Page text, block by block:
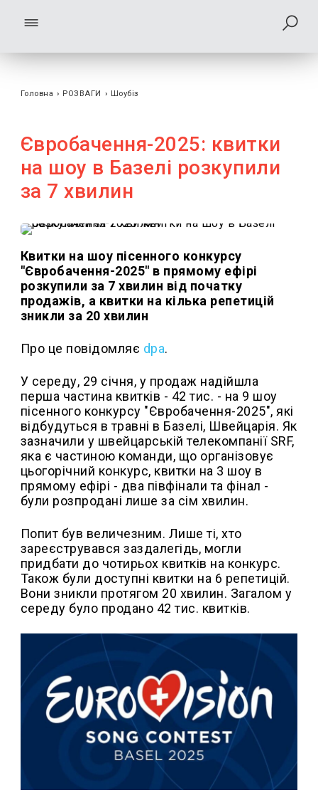
Головна › РОЗВАГИ › Шоубiз
Євробачення-2025: квитки
на шоу в Базелі розкупили
за 7 хвилин
Квитки на шоу пісенного конкурсу
"Євробачення-2025" в прямому ефірі
розкупили за 7 хвилин від початку
продажів, а квитки на кілька репетицій
зникли за 20 хвилин
Про це повідомляє dpa.
У середу, 29 січня, у продаж надійшла
перша частина квитків - 42 тис. - на 9 шоу
пісенного конкурсу "Євробачення-2025", які
відбудуться в травні в Базелі, Швейцарія. Як
зазначили у швейцарській телекомпанії SRF,
яка є частиною команди, що організовує
цьогорічний конкурс, квитки на 3 шоу в
прямому ефірі - два півфінали та фінал -
були розпродані лише за сім хвилин.
Попит був величезним. Лише ті, хто
зареєструвався заздалегідь, могли
придбати до чотирьох квитків на конкурс.
Також були доступні квитки на 6 репетицій.
Вони зникли протягом 20 хвилин. Загалом у
середу було продано 42 тис. квитків.